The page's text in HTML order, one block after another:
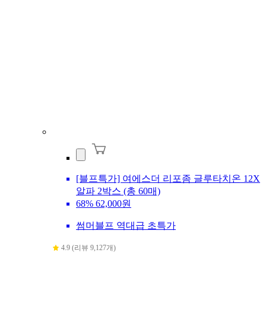
[블프특가] 여에스더 리포좀 글루타치온 12X
알파 2박스 (총 60매)
68% 62,000원
썸머블프 역대급 초특가
4.9 (리뷰 9,127개)